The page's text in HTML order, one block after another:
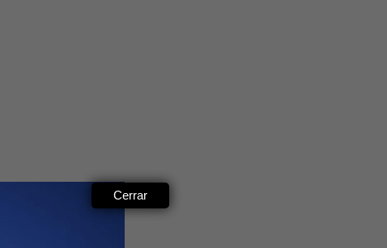
Cerrar